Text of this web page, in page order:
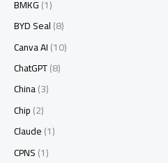
BMKG(1)
BYD Seal(8)
Canva AI(10)
ChatGPT(8)
China(3)
Chip(2)
Claude(1)
CPNS(1)